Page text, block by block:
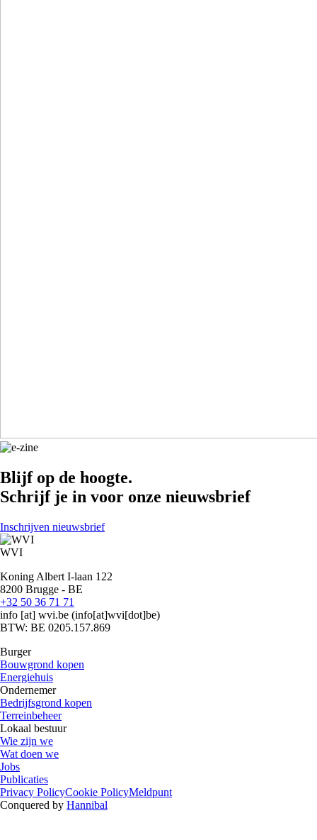
Blijf op de hoogte.
Schrijf je in voor onze nieuwsbrief
Inschrijven nieuwsbrief
WVI
Koning Albert I-laan 122
8200 Brugge - BE
+32 50 36 71 71
info [at] wvi.be (info[at]wvi[dot]be)
BTW: BE 0205.157.869
Burger
Bouwgrond kopen
Energiehuis
Ondernemer
Bedrijfsgrond kopen
Terreinbeheer
Lokaal bestuur
Wie zijn we
Wat doen we
Jobs
Publicaties
Privacy PolicyCookie PolicyMeldpunt
Conquered by Hannibal